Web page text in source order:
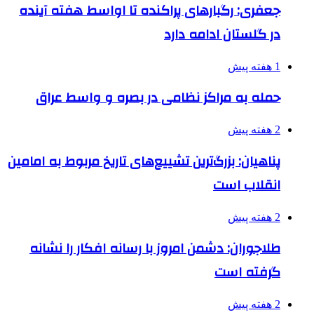
جعفری: رگبارهای پراکنده تا اواسط هفته آینده
در گلستان ادامه دارد
1 هفته پیش
حمله به مراکز نظامی در بصره و واسط عراق
2 هفته پیش
پناهیان: بزرگ‌ترین تشییع‌های تاریخ مربوط به امامین
انقلاب است
2 هفته پیش
طلاجوران: دشمن امروز با رسانه افکار را نشانه
گرفته است
2 هفته پیش